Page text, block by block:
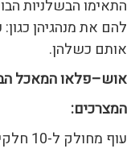
התאימו הבשלניות
להם את מנהגיהן
אותם כשלהן.
אוש–פלאו המאכל
המצרכים:
עוף מחולק ל-10 חלקים